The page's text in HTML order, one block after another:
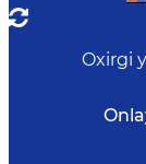
Oxirgi